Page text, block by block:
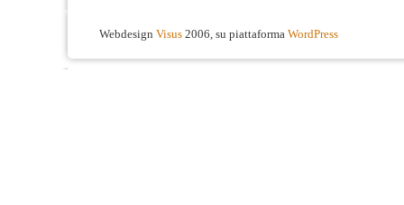
Webdesign Visus 2006, su piattaforma WordPress